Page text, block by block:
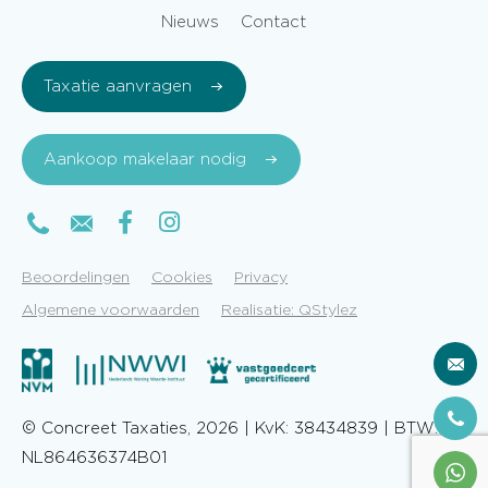
Nieuws
Contact
Taxatie aanvragen
Aankoop makelaar nodig
Beoordelingen Cookies Privacy
Algemene voorwaarden Realisatie: QStylez
© Concreet Taxaties, 2026 | KvK: 38434839 | BTW:
NL864636374B01